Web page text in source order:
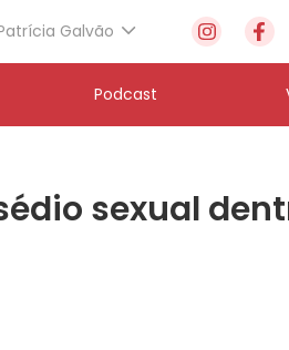
Galvão
Podcast
sexual